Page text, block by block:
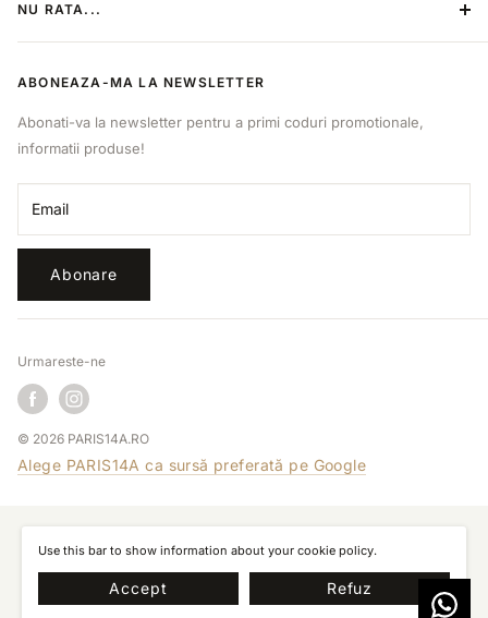
Use this bar to show information about your cookie policy.
Accept Refuz
Politica de retur
Online Dispute Resolution
B2B
NU RATA...
Categorii
Produse
Sitemap
ABONEAZA-MA LA NEWSLETTER
Abonati-va la newsletter pentru a primi coduri promotionale,
informatii produse!
Email
Abonare
Urmareste-ne
© 2026 PARIS14A.RO
Alege PARIS14A ca sursă preferată pe Google